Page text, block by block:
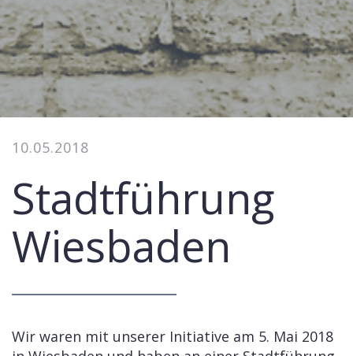
10.05.2018
Stadtführung
Wiesbaden
Wir waren mit unserer Initiative am 5. Mai 2018